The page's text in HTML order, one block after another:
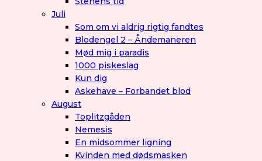
Juli
Som om vi aldrig rigtig fandtes
Blodengel 2 – Åndemaneren
Mød mig i paradis
1000 piskeslag
Kun dig
Askehave – Forbandet blod
August
Toplitzgåden
Nemesis
En midsommer ligning
Kvinden med dødsmasken